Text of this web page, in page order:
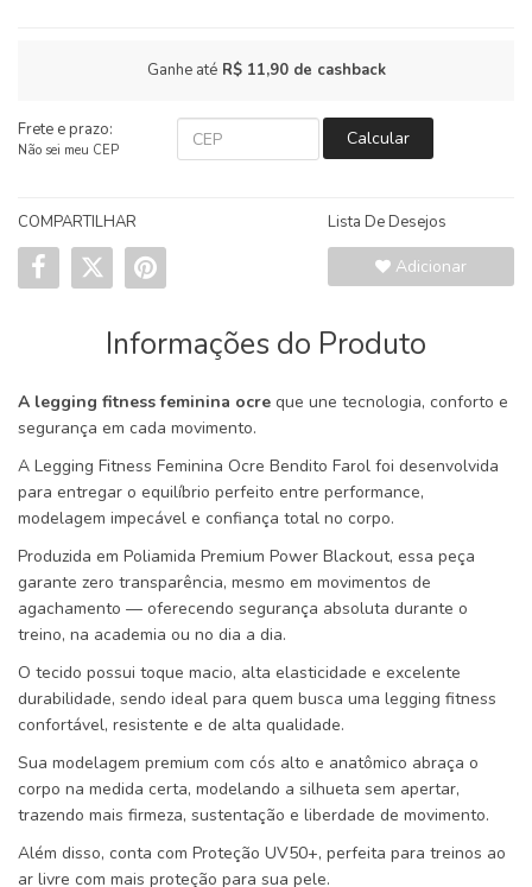
Ganhe atéR$ 11,90de cashback
Frete e prazo:
Não sei meu CEP
Calcular
COMPARTILHAR Lista De Desejos
Adicionar
Informações do Produto
A legging fitness feminina ocre que une tecnologia, conforto e
segurança em cada movimento.
A Legging Fitness Feminina Ocre Bendito Farol foi desenvolvida
para entregar o equilíbrio perfeito entre performance,
modelagem impecável e confiança total no corpo.
Produzida em Poliamida Premium Power Blackout, essa peça
garante zero transparência, mesmo em movimentos de
agachamento — oferecendo segurança absoluta durante o
treino, na academia ou no dia a dia.
O tecido possui toque macio, alta elasticidade e excelente
durabilidade, sendo ideal para quem busca uma legging fitness
confortável, resistente e de alta qualidade.
Sua modelagem premium com cós alto e anatômico abraça o
corpo na medida certa, modelando a silhueta sem apertar,
trazendo mais firmeza, sustentação e liberdade de movimento.
Além disso, conta com Proteção UV50+, perfeita para treinos ao
ar livre com mais proteção para sua pele.